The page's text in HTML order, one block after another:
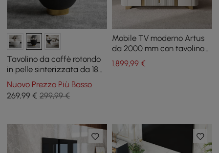
Tavolino da caffè rotondo
in pelle sinterizzata da 18
pollici
Nuovo Prezzo Più Basso
269,99 € 299,99 €
Mobile TV moderno Artus
da 2000 mm con tavolino
da caffè in pietra
sinterizzata
1.899,99€